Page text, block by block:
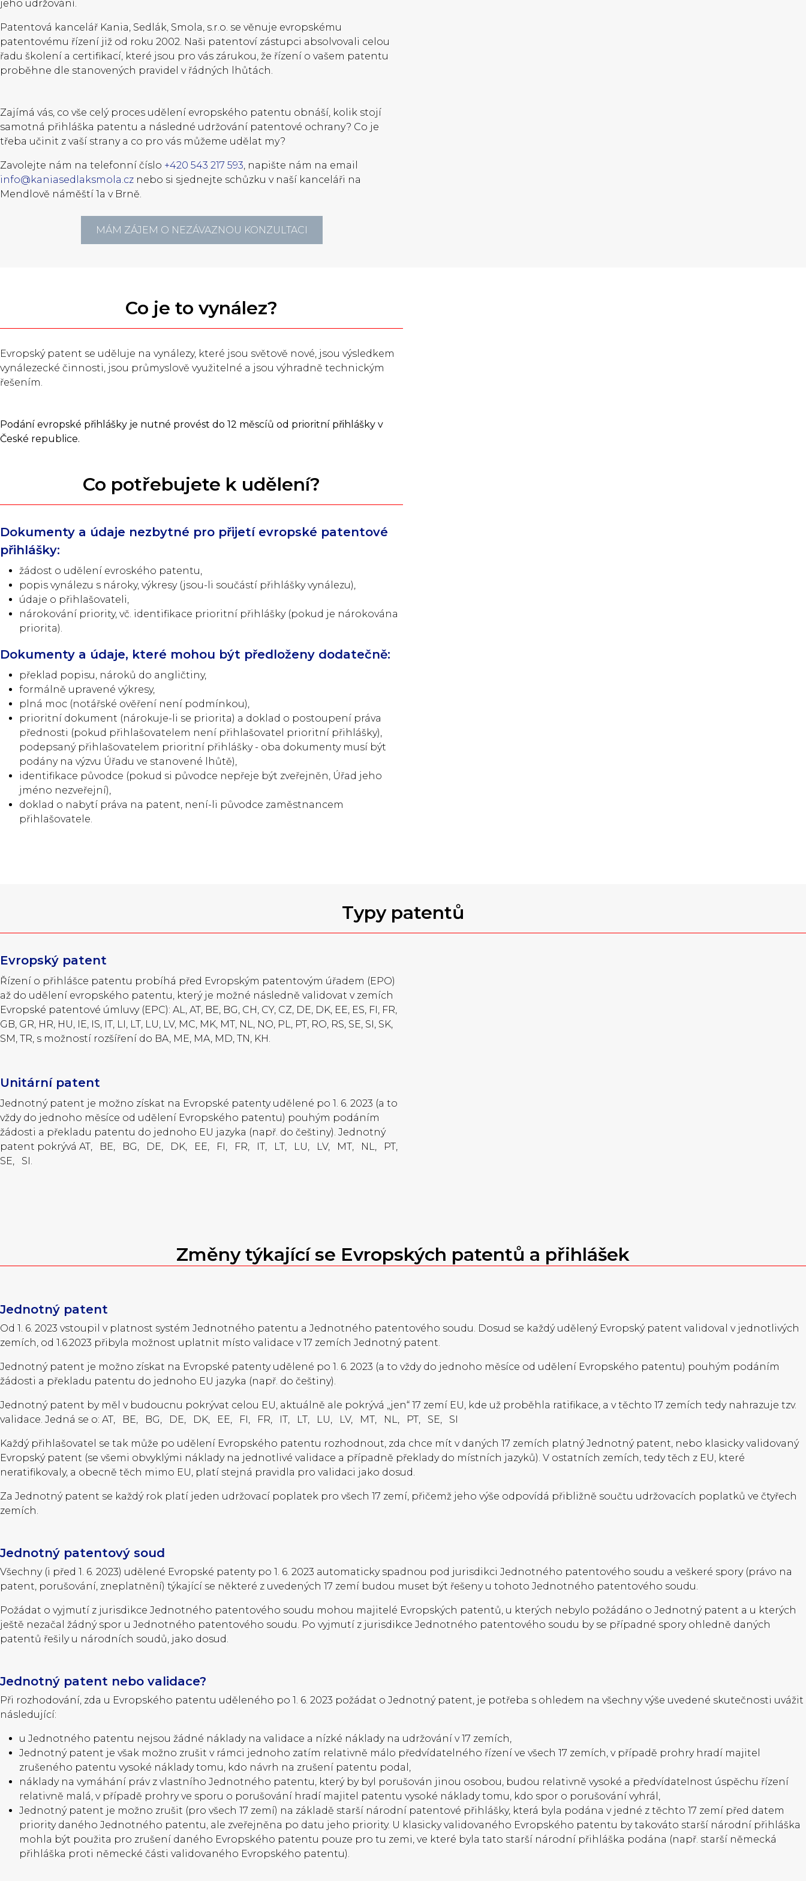
jeho udržování.
Patentová kancelář Kania, Sedlák, Smola, s.r.o. se věnuje evropskému
patentovému řízení již od roku 2002. Naši patentoví zástupci absolvovali celou
řadu školení a certifikací, které jsou pro vás zárukou, že řízení o vašem patentu
proběhne dle stanovených pravidel v řádných lhůtách.
Zajímá vás, co vše celý proces udělení evropského patentu obnáší, kolik stojí
samotná přihláška patentu a následné udržování patentové ochrany? Co je
třeba učinit z vaší strany a co pro vás můžeme udělat my?
Zavolejte nám na telefonní číslo +420 543 217 593, napište nám na email
info@kaniasedlaksmola.cz nebo si sjednejte schůzku v naší kanceláři na
Mendlově náměští 1a v Brně.
MÁM ZÁJEM O NEZÁVAZNOU KONZULTACI
Co je to vynález?
Evropský patent se uděluje na vynálezy, které jsou světově nové, jsou výsledkem
vynálezecké činnosti, jsou průmyslově využitelné a jsou výhradně technickým
řešením.
Podání evropské přihlášky je nutné provést do 12 měscíů od prioritní přihlášky v
České republice.
Co potřebujete k udělení?
Dokumenty a údaje nezbytné pro přijetí evropské patentové
přihlášky:
žádost o udělení evroského patentu,
popis vynálezu s nároky, výkresy (jsou-li součástí přihlášky vynálezu),
údaje o přihlašovateli,
nárokování priority, vč. identifikace prioritní přihlášky (pokud je nárokována
priorita).
Dokumenty a údaje, které mohou být předloženy dodatečně:
překlad popisu, nároků do angličtiny,
formálně upravené výkresy,
plná moc (notářské ověření není podmínkou),
prioritní dokument (nárokuje-li se priorita) a doklad o postoupení práva
přednosti (pokud přihlašovatelem není přihlašovatel prioritní přihlášky),
podepsaný přihlašovatelem prioritní přihlášky - oba dokumenty musí být
podány na výzvu Úřadu ve stanovené lhůtě),
identifikace původce (pokud si původce nepřeje být zveřejněn, Úřad jeho
jméno nezveřejní),
doklad o nabytí práva na patent, není-li původce zaměstnancem
přihlašovatele.
Typy patentů
Evropský patent
Řízení o přihlášce patentu probíhá před Evropským patentovým úřadem (EPO)
až do udělení evropského patentu, který je možné následně validovat v zemích
Evropské patentové úmluvy (EPC): AL, AT, BE, BG, CH, CY, CZ, DE, DK, EE, ES, FI, FR,
GB, GR, HR, HU, IE, IS, IT, LI, LT, LU, LV, MC, MK, MT, NL, NO, PL, PT, RO, RS, SE, SI, SK,
SM, TR, s možností rozšíření do BA, ME, MA, MD, TN, KH.
Unitární patent
Jednotný patent je možno získat na Evropské patenty udělené po 1. 6. 2023 (a to
vždy do jednoho měsíce od udělení Evropského patentu) pouhým podáním
žádosti a překladu patentu do jednoho EU jazyka (např. do češtiny). Jednotný
patent pokrývá AT, BE, BG, DE, DK, EE, FI, FR, IT, LT, LU, LV, MT, NL, PT,
SE, SI.
Změny týkající se Evropských patentů a přihlášek
Jednotný patent
Od 1. 6. 2023 vstoupil v platnost systém Jednotného patentu a Jednotného patentového soudu. Dosud se každý udělený Evropský patent validoval v jednotlivých
zemích, od 1.6.2023 přibyla možnost uplatnit místo validace v 17 zemích Jednotný patent.
Jednotný patent je možno získat na Evropské patenty udělené po 1. 6. 2023 (a to vždy do jednoho měsíce od udělení Evropského patentu) pouhým podáním
žádosti a překladu patentu do jednoho EU jazyka (např. do češtiny).
Jednotný patent by měl v budoucnu pokrývat celou EU, aktuálně ale pokrývá „jen“ 17 zemí EU, kde už proběhla ratifikace, a v těchto 17 zemích tedy nahrazuje tzv.
validace. Jedná se o: AT, BE, BG, DE, DK, EE, FI, FR, IT, LT, LU, LV, MT, NL, PT, SE, SI
Každý přihlašovatel se tak může po udělení Evropského patentu rozhodnout, zda chce mít v daných 17 zemích platný Jednotný patent, nebo klasicky validovaný
Evropský patent (se všemi obvyklými náklady na jednotlivé validace a případně překlady do místních jazyků). V ostatních zemích, tedy těch z EU, které
neratifikovaly, a obecně těch mimo EU, platí stejná pravidla pro validaci jako dosud.
Za Jednotný patent se každý rok platí jeden udržovací poplatek pro všech 17 zemí, přičemž jeho výše odpovídá přibližně součtu udržovacích poplatků ve čtyřech
zemích.
Jednotný patentový soud
Všechny (i před 1. 6. 2023) udělené Evropské patenty po 1. 6. 2023 automaticky spadnou pod jurisdikci Jednotného patentového soudu a veškeré spory (právo na
patent, porušování, zneplatnění) týkající se některé z uvedených 17 zemí budou muset být řešeny u tohoto Jednotného patentového soudu.
Požádat o vyjmutí z jurisdikce Jednotného patentového soudu mohou majitelé Evropských patentů, u kterých nebylo požádáno o Jednotný patent a u kterých
ještě nezačal žádný spor u Jednotného patentového soudu. Po vyjmutí z jurisdikce Jednotného patentového soudu by se případné spory ohledně daných
patentů řešily u národních soudů, jako dosud.
Jednotný patent nebo validace?
Při rozhodování, zda u Evropského patentu uděleného po 1. 6. 2023 požádat o Jednotný patent, je potřeba s ohledem na všechny výše uvedené skutečnosti uvážit
následující:
u Jednotného patentu nejsou žádné náklady na validace a nízké náklady na udržování v 17 zemích,
Jednotný patent je však možno zrušit v rámci jednoho zatím relativně málo předvídatelného řízení ve všech 17 zemích, v případě prohry hradí majitel
zrušeného patentu vysoké náklady tomu, kdo návrh na zrušení patentu podal,
náklady na vymáhání práv z vlastního Jednotného patentu, který by byl porušován jinou osobou, budou relativně vysoké a předvídatelnost úspěchu řízení
relativně malá, v případě prohry ve sporu o porušování hradí majitel patentu vysoké náklady tomu, kdo spor o porušování vyhrál,
Jednotný patent je možno zrušit (pro všech 17 zemí) na základě starší národní patentové přihlášky, která byla podána v jedné z těchto 17 zemí před datem
priority daného Jednotného patentu, ale zveřejněna po datu jeho priority. U klasicky validovaného Evropského patentu by takováto starší národní přihláška
mohla být použita pro zrušení daného Evropského patentu pouze pro tu zemi, ve které byla tato starší národní přihláška podána (např. starší německá
přihláška proti německé části validovaného Evropského patentu).
Dotace na poplatky
Zažádejte o finanční podporu pro malé a střední
podniky na poplatky spojené s přihláškou
ochranné známky, průmyslové vzory, patentové